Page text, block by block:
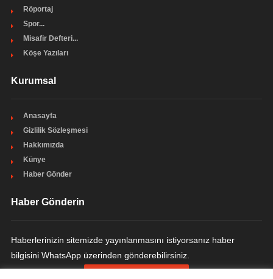
Röportaj
Spor...
Misafir Defteri...
Köşe Yazıları
Kurumsal
Anasayfa
Gizlilik Sözleşmesi
Hakkımızda
Künye
Haber Gönder
Haber Gönderin
Haberlerinizin sitemizde yayınlanmasını istiyorsanız haber
bilgisini WhatsApp üzerinden gönderebilirsiniz.